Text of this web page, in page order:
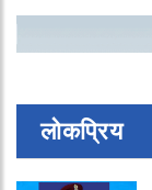
लोकप्रिय